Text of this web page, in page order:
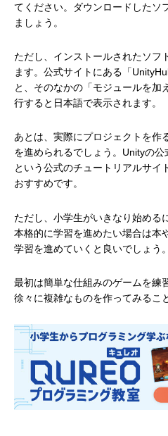
てください。ダウンロードしたソ
ましょう。
ただし、インストールされたソフ
ます。公式サイトにある「
と、そのなかの「モジュールを加
行すると日本語で表示されます。
あとは、実際にプロジェクトを作
を進められるでしょう。Unityの公
という公式のチュートリアルサイ
おすすめです。
ただし、小学生がいきなり始める
本格的に学習を進めたい場合は本
学習を進めていくと良いでしょう。
最初は簡単な仕組みのゲームを練
徐々に複雑なものを作ってみるこ